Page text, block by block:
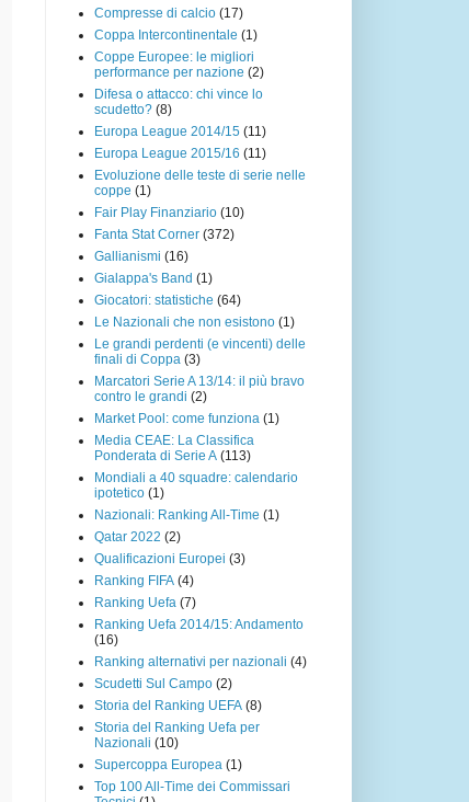
Compresse di calcio (17)
Coppa Intercontinentale (1)
Coppe Europee: le migliori
performance per nazione (2)
Difesa o attacco: chi vince lo
scudetto? (8)
Europa League 2014/15 (11)
Europa League 2015/16 (11)
Evoluzione delle teste di serie nelle
coppe (1)
Fair Play Finanziario (10)
Fanta Stat Corner (372)
Gallianismi (16)
Gialappa's Band (1)
Giocatori: statistiche (64)
Le Nazionali che non esistono (1)
Le grandi perdenti (e vincenti) delle
finali di Coppa (3)
Marcatori Serie A 13/14: il più bravo
contro le grandi (2)
Market Pool: come funziona (1)
Media CEAE: La Classifica
Ponderata di Serie A (113)
Mondiali a 40 squadre: calendario
ipotetico (1)
Nazionali: Ranking All-Time (1)
Qatar 2022 (2)
Qualificazioni Europei (3)
Ranking FIFA (4)
Ranking Uefa (7)
Ranking Uefa 2014/15: Andamento
(16)
Ranking alternativi per nazionali (4)
Scudetti Sul Campo (2)
Storia del Ranking UEFA (8)
Storia del Ranking Uefa per
Nazionali (10)
Supercoppa Europea (1)
Top 100 All-Time dei Commissari